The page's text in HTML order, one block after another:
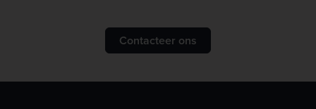
Contacteer ons